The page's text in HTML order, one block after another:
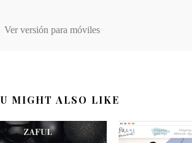
Ver versión para móviles
MIGHT ALSO LIKE